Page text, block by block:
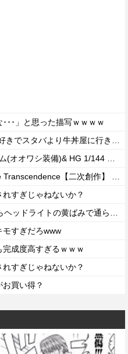
･･」と思った描写ｗｗｗｗ
すぎじゃねないか？
モすぎだろwww
完成度高すぎるｗｗｗ
すぎじゃねないか？
買い得？